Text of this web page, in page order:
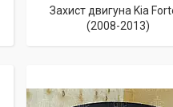
Захист двигуна Kia
(2008-2013)